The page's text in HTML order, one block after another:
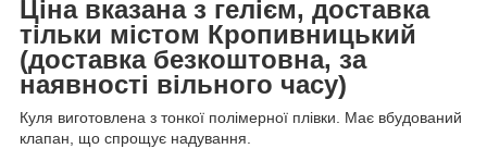
Ціна вказана з гелієм, доставка
тільки містом Кропивницький
(доставка безкоштовна, за
наявності вільного часу)
Куля виготовлена з тонкої полімерної плівки. Має вбудований
клапан, що спрощує надування.